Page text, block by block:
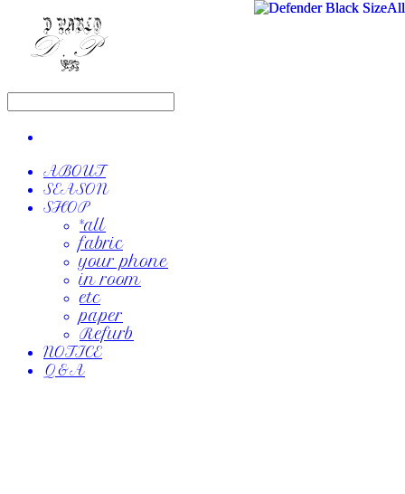
ABOUT
SEASON
SHOP
*all
fabric
your phone
in room
etc
paper
Refurb
NOTICE
Q&A